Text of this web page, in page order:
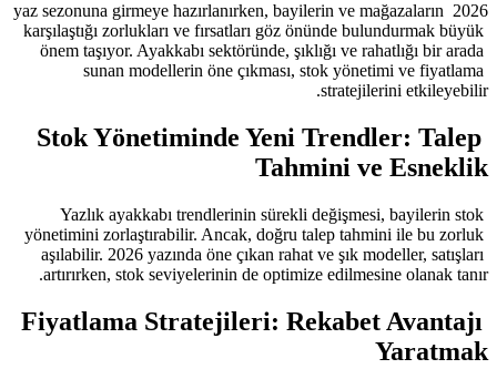
2026 yaz sezonuna girmeye
karşılaştığı zorlukları ve fırsatları
önem taşıyor. Ayakkabı
sunan modellerin öne
Stok Yönetiminde
Yazlık ayakkabı trendlerinin
yönetimini zorlaştırabilir. Ancak,
aşılabilir. 2026 yazında öne
artırırken, stok seviyelerinin de
Fiyatlama Stratejileri: